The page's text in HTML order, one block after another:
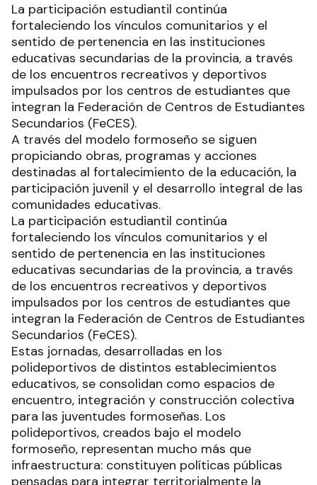
La participación estudiantil continúa
fortaleciendo los vínculos comunitarios y el
sentido de pertenencia en las instituciones
educativas secundarias de la provincia, a través
de los encuentros recreativos y deportivos
impulsados por los centros de estudiantes que
integran la Federación de Centros de Estudiantes
Secundarios (FeCES).
A través del modelo formoseño se siguen
propiciando obras, programas y acciones
destinadas al fortalecimiento de la educación, la
participación juvenil y el desarrollo integral de las
comunidades educativas.
La participación estudiantil continúa
fortaleciendo los vínculos comunitarios y el
sentido de pertenencia en las instituciones
educativas secundarias de la provincia, a través
de los encuentros recreativos y deportivos
impulsados por los centros de estudiantes que
integran la Federación de Centros de Estudiantes
Secundarios (FeCES).
Estas jornadas, desarrolladas en los
polideportivos de distintos establecimientos
educativos, se consolidan como espacios de
encuentro, integración y construcción colectiva
para las juventudes formoseñas. Los
polideportivos, creados bajo el modelo
formoseño, representan mucho más que
infraestructura: constituyen políticas públicas
pensadas para integrar territorialmente la